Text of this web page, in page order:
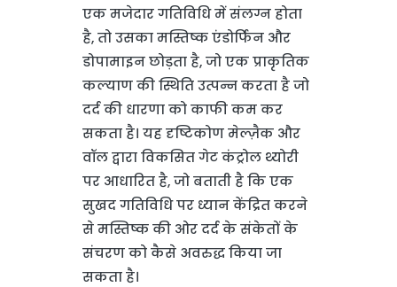
एक मजेदार गतिविधि में संलग्न होता
है, तो उसका मस्तिष्क एंडोर्फिन और
डोपामाइन छोड़ता है, जो एक प्राकृतिक
कल्याण की स्थिति उत्पन्न करता है जो
दर्द की धारणा को काफी कम कर
सकता है। यह दृष्टिकोण मेल्ज़ैक और
वॉल द्वारा विकसित गेट कंट्रोल थ्योरी
पर आधारित है, जो बताती है कि एक
सुखद गतिविधि पर ध्यान केंद्रित करने
से मस्तिष्क की ओर दर्द के संकेतों के
संचरण को कैसे अवरुद्ध किया जा
सकता है।